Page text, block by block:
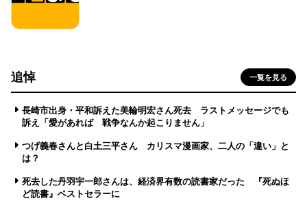
追悼 一覧を見る
長崎市出身・平和訴えた美輪明宏さん死去 ラストメッセージでも
訴え「愛があれば 戦争なんか起こりません」
つげ義春さんと白土三平さん カリスマ漫画家、二人の「違い」と
は？
死去した丹羽宇一郎さんは、経済界有数の読書家だった 『死ぬほ
ど読書』ベストセラーに